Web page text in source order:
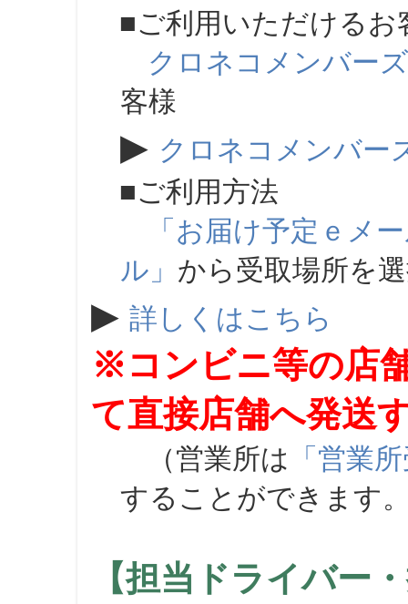
■ご利用いただけるお
クロネコメンバーズ
客様
▶ クロネコメンバー
■ご利用方法
「お届け予定ｅメ
ル」 から受取場所を
▶ 詳しくはこちら
※コンビニ等の店
て直接店舗へ発送
（営業所は 「営業
することができます
【担当ドライバー